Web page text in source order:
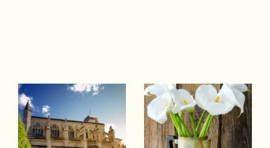
marché local actuel, nous mettons tout en
oeuvre pour vous accompagner dans
votre projet immobilier ! Spécialisée dans